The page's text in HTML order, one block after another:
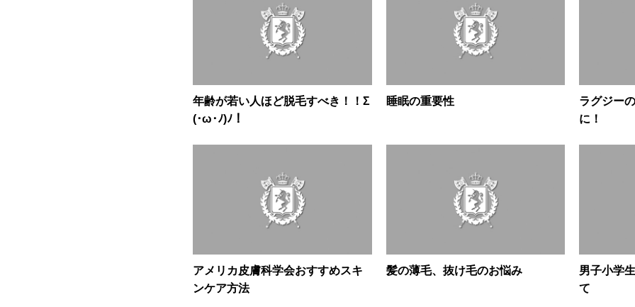
年齢が若い人ほど脱毛すべき！！Σ
(･ω･ﾉ)ﾉ！
睡眠の重要性
ラグジー
に！
アメリカ皮膚科学会おすすめスキ
ンケア方法
髪の薄毛、抜け毛のお悩み
男子小学
て